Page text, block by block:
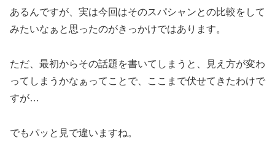
あるんですが、実は今回はそのスパシャンとの比較をして
みたいなぁと思ったのがきっかけではあります。
ただ、最初からその話題を書いてしまうと、見え方が変わ
ってしまうかなぁってことで、ここまで伏せてきたわけで
すが…
でもパッと見で違いますね。